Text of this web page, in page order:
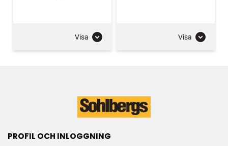
Visa Visa
PROFIL OCH INLOGGNING